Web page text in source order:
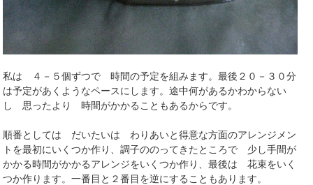
私は ４－５個ずつで 時間の予定を組みます。最後２０－３０分
は予定があくようなペースにします。途中何があるかわからない
し 思ったより 時間がかかることもあるからです。
順番としては だいたいは わりあいと得意な方面のアレンジメン
トを最初にいくつか作り、調子ののってきたところで 少し手間が
かかる時間がかかるアレンジをいくつか作り、最後は 花束をいく
つか作ります。一番目と２番目を逆にすることもあります。